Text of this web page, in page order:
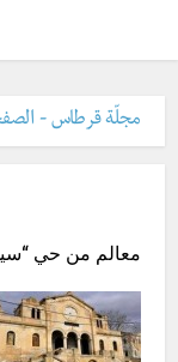
مجلّة قرطاس -
معالم من حي